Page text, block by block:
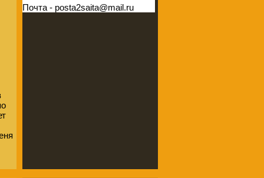
Почта - posta2saita@mail.ru